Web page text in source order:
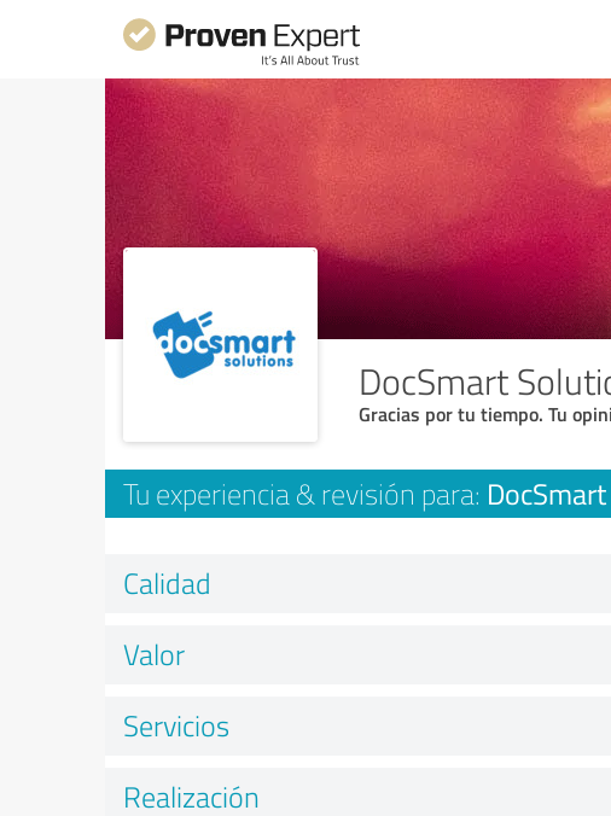
DocSmart
Gracias por tu tiempo. Tu
Tu experiencia & revisión para:
Calidad
Valor
Servicios
Realización